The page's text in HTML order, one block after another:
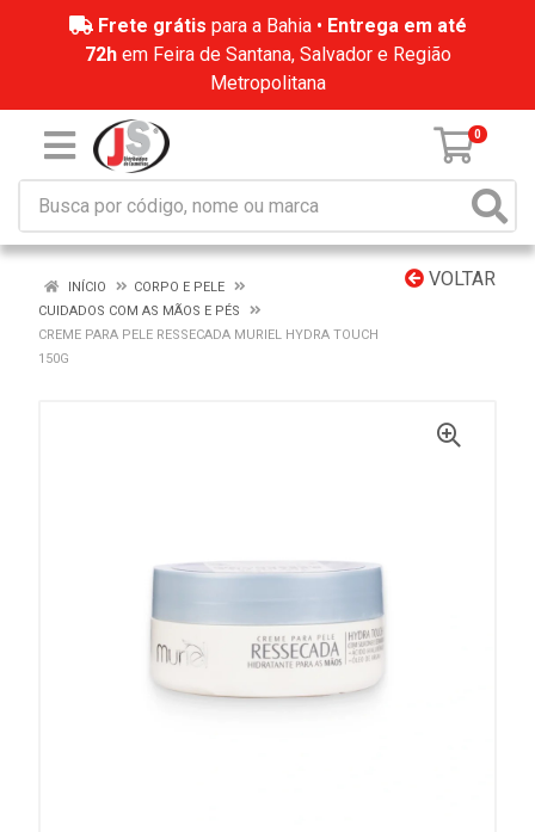
Frete grátis para a Bahia • Entrega em até
72hem Feira de Santana, Salvador e Região
Metropolitana
0
VOLTAR
INÍCIO
CORPO E PELE
CUIDADOS COM AS MÃOS E PÉS
CREME PARA PELE RESSECADA MURIEL HYDRA TOUCH
150G